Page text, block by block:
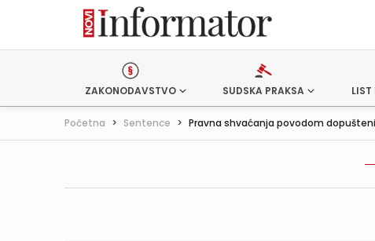
ZAKONODAVSTVO SUDSKA PRAKSA LIST
Početna > Sentence > Pravna shvaćanja povodom